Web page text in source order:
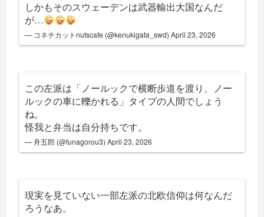
しかもそのスウェーデンは武器輸出大国なんだ
が…
— コネチカットnutscafe (@kenukigata_swd)April 23, 2026
この左派は「ノールックで横断歩道を渡り、ノー
ルックの車に轢かれる」タイプの人間でしょう
ね。
怪我と弁当は自分持ちです。
— 舟五郎 (@funagorou3)April 23, 2026
現実を見ていない一部左派の北欧信仰は何なんだ
ろうなあ。